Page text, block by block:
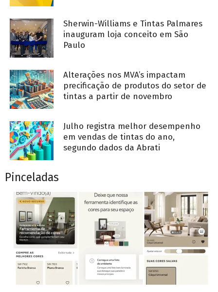
Sherwin-Williams e Tintas Palmares
inauguram loja conceito em São
Paulo
Alterações nos MVA’s impactam
precificação de produtos do setor de
tintas a partir de novembro
Julho registra melhor desempenho
em vendas de tintas do ano,
segundo dados da Abrati
Pinceladas